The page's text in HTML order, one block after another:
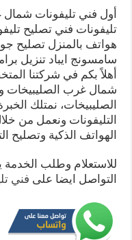
أول فني تليفونات
تليفونات فني تصليح
هواتف بالمنزل تصليح
سامسونج ايباد تنزيل
أهلاً بكم في شركتنا
شمال غرب الصليبيخات
الصليبيخات، نمتلك
التليفونات ونعمل من
الهواتف الذكية وتصليح
للاستعلام وطلب الخدمة
التواصل ايضا على فني